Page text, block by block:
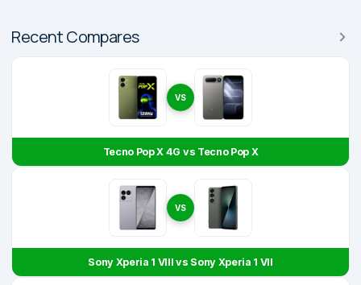
Recent Compares
VS
Tecno Pop X 4G vs Tecno Pop X
VS
Sony Xperia 1 VIII vs Sony Xperia 1 VII